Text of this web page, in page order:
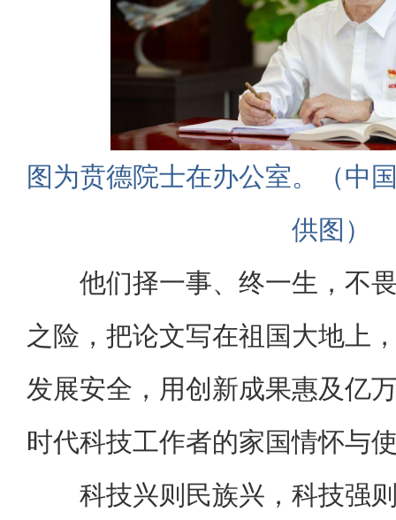
图为贲德院士在办公室。（中
供图）
他们择一事、终一生，不
之险，把论文写在祖国大地上
发展安全，用创新成果惠及亿
时代科技工作者的家国情怀与
科技兴则民族兴，科技强